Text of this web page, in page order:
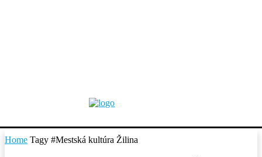
Home Tagy #Mestská kultúra Žilina